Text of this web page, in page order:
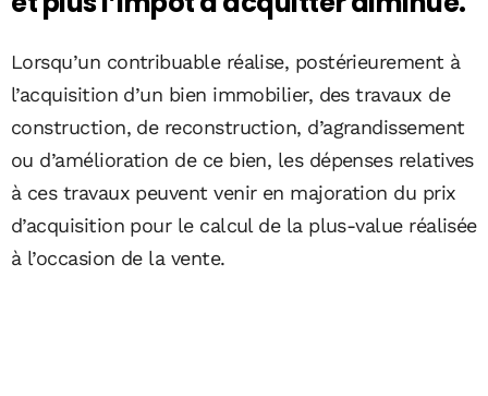
Lorsqu’un contribuable réalise, postérieurement à
l’acquisition d’un bien immobilier, des travaux de
construction, de reconstruction, d’agrandissement
ou d’amélioration de ce bien, les dépenses relatives
à ces travaux peuvent venir en majoration du prix
d’acquisition pour le calcul de la plus-value réalisée
à l’occasion de la vente.